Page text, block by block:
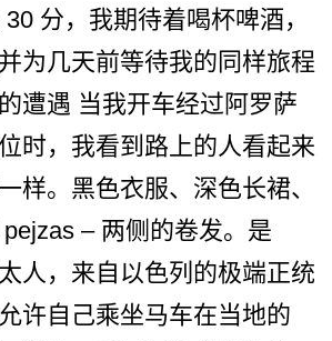
分，我期待着喝杯啤酒，
为几天前等待我的同样旅程
遭遇 当我开车经过阿罗萨
时，我看到路上的人看起来
样。­黑色衣服、深色长裙、
– 两侧的卷发。是
人，来自以色列的极端正统
许自己乘­坐马车在当地的